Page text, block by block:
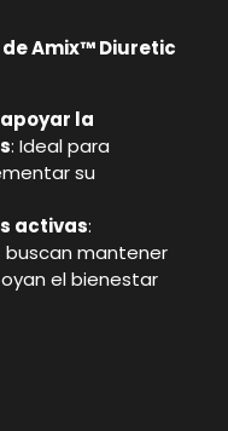
Amix™ Diuretic
la
: Ideal para
su
activas:
buscan mantener
el bienestar